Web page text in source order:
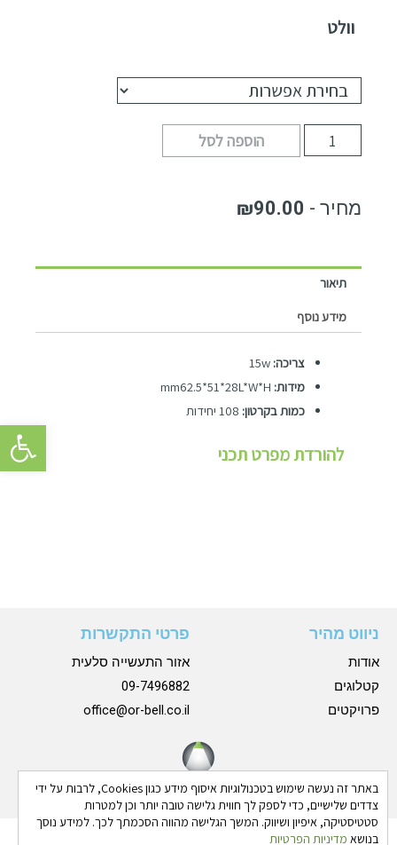
פתח
באתר זה נעשה שימוש בטכנולוגיות איסוף מידע כגון Cookies, לרבות על ידי
צדדים שלישיים, כדי לספק לך חווית גלישה טובה יותר וכן למטרות
סטטיסטיקה, איפיון ושיווק. המשך הגלישה מהווה הסכמתך לכך. למידע נוסך
בנושא מדיניות הפרטיות
וולט
הוספה לסל
₪90.00
תיאור
מידע נוסף
צריכה:
מידות: mm62.5*51*28L*W*H
כמות בקרטון: 108 יחידות
להורדת מפרט תכני
ניווט מהיר
אודות
קטלוגים
פרויקטים
פרטי התקשרות
אזור התעשייה סלעית
09-7496882
office@or-bell.co.il